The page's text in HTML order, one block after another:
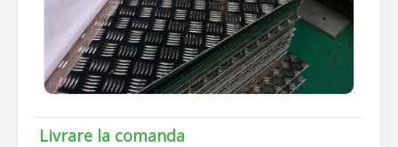
Livrare la comanda